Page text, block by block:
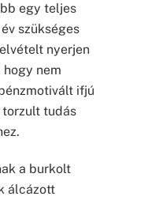
egy teljes
szükséges
nyerjen
hogy nem
ifjú
tudás
a burkolt
álcázott